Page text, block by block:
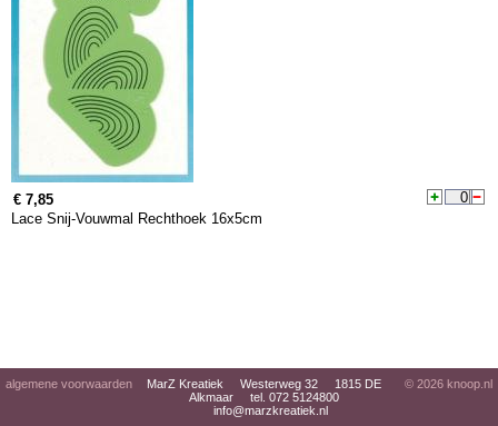
€ 7,85
Lace Snij-Vouwmal Rechthoek 16x5cm
algemene voorwaarden
MarZ Kreatiek Westerweg 32 1815 DE
Alkmaar tel. 072 5124800
info@marzkreatiek.nl
© 2026 knoop.nl